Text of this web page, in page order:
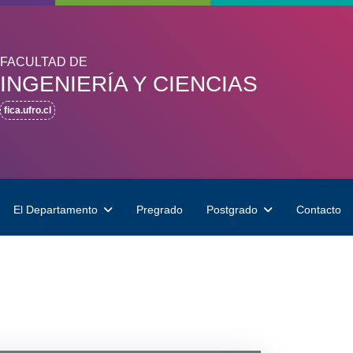
FACULTAD DE
INGENIERÍA Y CIENCIAS
fica.ufro.cl
El Departamento Pregrado Postgrado Contacto